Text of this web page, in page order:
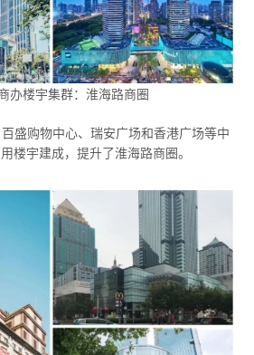
办楼宇集群：淮海路商圈
盛购物中心、瑞安广场和香港广场等中
楼宇建成，提升了淮海路商圈。